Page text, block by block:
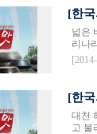
[한
넓은
리나
[한
대천
고 불